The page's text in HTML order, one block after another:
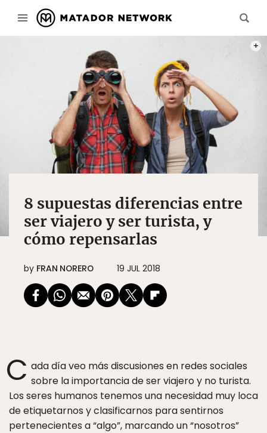
8 supuestas diferencias entre
ser viajero y ser turista, y
cómo repensarlas
by FRAN NORERO 19 JUL 2018
C ada día veo más discusiones en redes sociales
sobre la importancia de ser viajero y no turista.
Los seres humanos tenemos una necesidad muy loca
de etiquetarnos y clasificarnos para sentirnos
pertenecientes a “algo”, marcando un “nosotros”